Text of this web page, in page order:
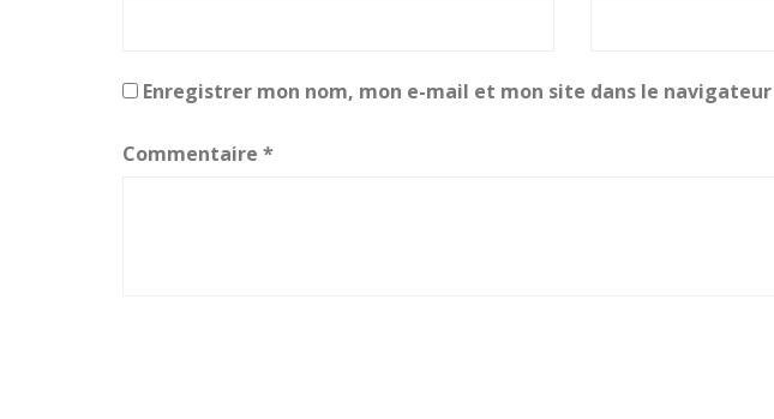
Enregistrer mon nom, mon e-mail et mon site dans le
Commentaire *